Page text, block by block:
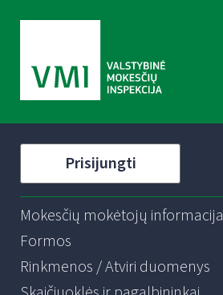
Prisijungti
Mokesčių mokėtojų informacija
Formos
Rinkmenos / Atviri duomenys